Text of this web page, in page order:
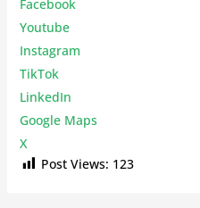
Facebook
Youtube
Instagram
TikTok
LinkedIn
Google Maps
X
Post Views: 123